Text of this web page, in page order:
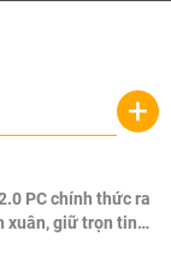
game Nhật Bản
+
PC chính thức ra
xuân, giữ trọn tinh